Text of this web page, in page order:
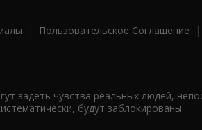
| Пользовательское Соглашение |
задеть чувства реальных людей,
будут заблокированы.